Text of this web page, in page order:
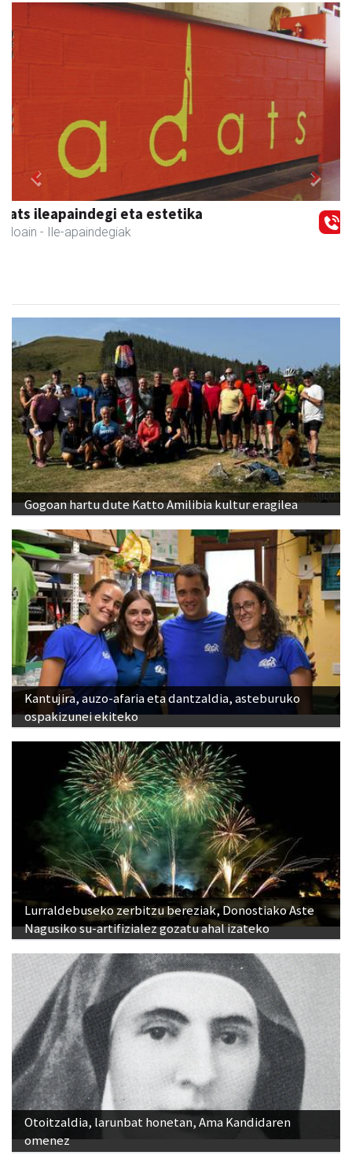
La Salle Berrozpe Ikastetxea
Andoain - Hezkuntza
Previous Next
Gogoan hartu dute Katto Amilibia kultur eragilea
Kantujira, auzo-afaria eta dantzaldia, asteburuko
ospakizunei ekiteko
Lurraldebuseko zerbitzu bereziak, Donostiako Aste
Nagusiko su-artifizialez gozatu ahal izateko
Otoitzaldia, larunbat honetan, Ama Kandidaren
omenez